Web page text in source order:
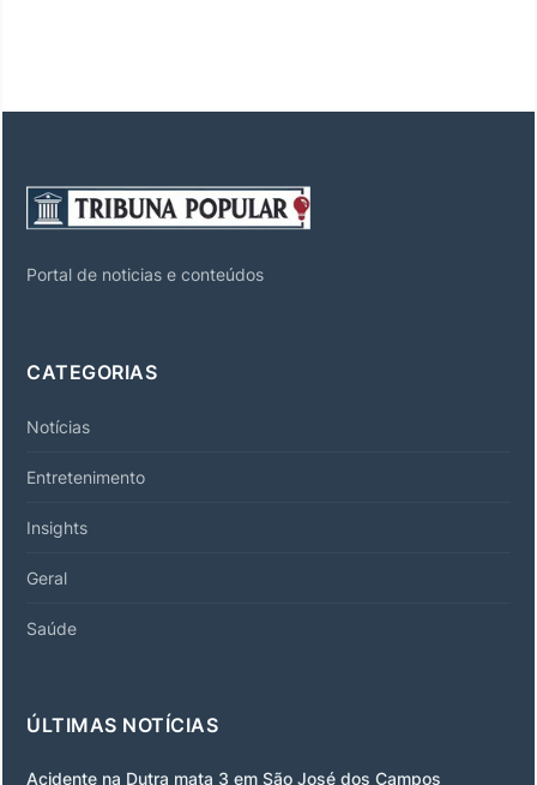
Portal de noticias e conteúdos
CATEGORIAS
Notícias
Entretenimento
Insights
Geral
Saúde
ÚLTIMAS NOTÍCIAS
Acidente na Dutra mata 3 em São José dos Campos